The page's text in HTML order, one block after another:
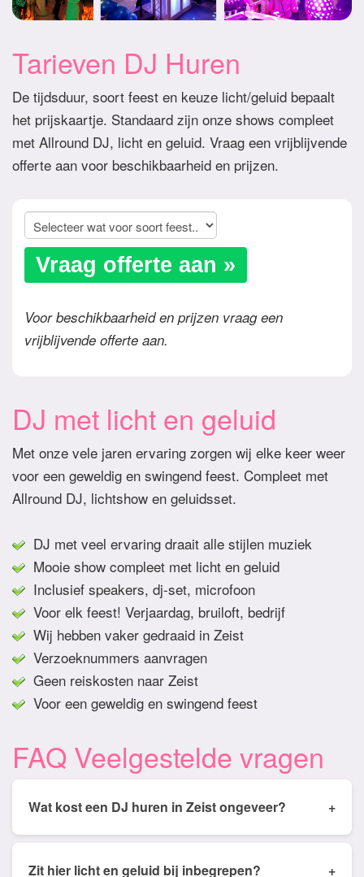
Tarieven DJ Huren
De tijdsduur, soort feest en keuze licht/geluid bepaalt
het prijskaartje. Standaard zijn onze shows compleet
met Allround DJ, licht en geluid. Vraag een vrijblijvende
offerte aan voor beschikbaarheid en prijzen.
Vraag offerte aan »
Voor beschikbaarheid en prijzen vraag een
vrijblijvende offerte aan.
DJ met licht en geluid
Met onze vele jaren ervaring zorgen wij elke keer weer
voor een geweldig en swingend feest. Compleet met
Allround DJ, lichtshow en geluidsset.
DJ met veel ervaring draait alle stijlen muziek
Mooie show compleet met licht en geluid
Inclusief speakers, dj-set, microfoon
Voor elk feest! Verjaardag, bruiloft, bedrijf
Wij hebben vaker gedraaid in Zeist
Verzoeknummers aanvragen
Geen reiskosten naar Zeist
Voor een geweldig en swingend feest
FAQ Veelgestelde vragen
Wat kost een DJ huren in Zeist ongeveer? +
tussen de € 350,- en € 950,- Prijs is afhankelijk
Zit hier licht en geluid bij inbegrepen? +